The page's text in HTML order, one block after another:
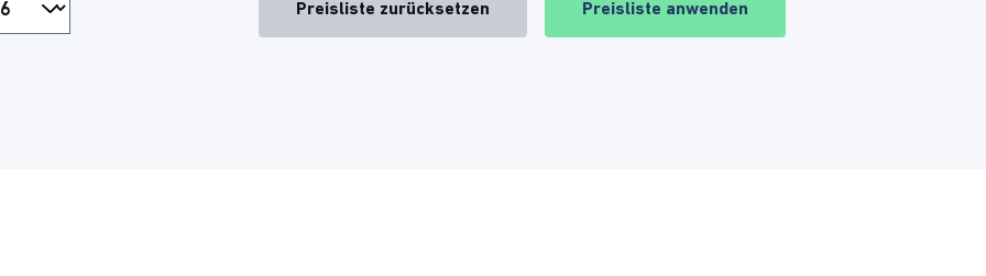
Preisliste zurücksetzen Preisliste anwenden